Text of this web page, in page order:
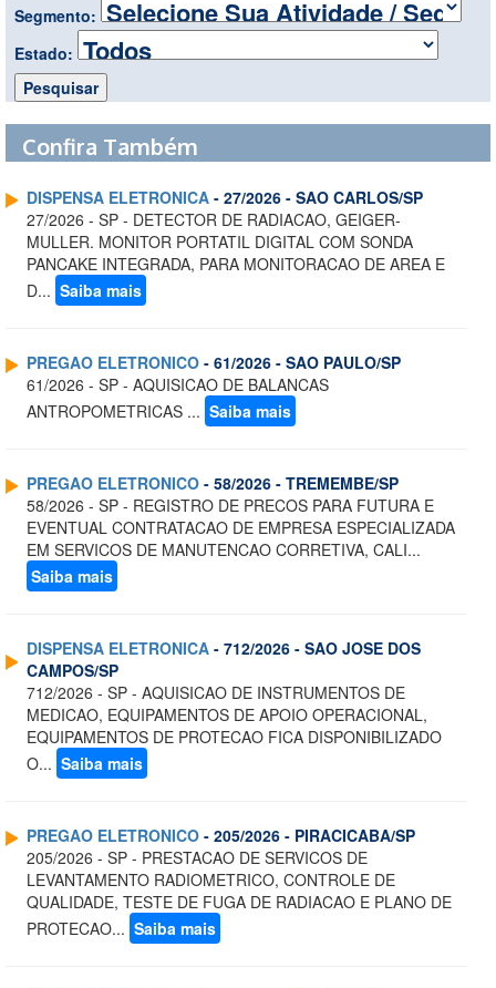
Segmento:
Estado:
Confira Também
DISPENSA ELETRONICA - 27/2026 - SAO CARLOS/SP
27/2026 - SP - DETECTOR DE RADIACAO, GEIGER-
MULLER. MONITOR PORTATIL DIGITAL COM SONDA
PANCAKE INTEGRADA, PARA MONITORACAO DE AREA E
D... Saiba mais
PREGAO ELETRONICO - 61/2026 - SAO PAULO/SP
61/2026 - SP - AQUISICAO DE BALANCAS
ANTROPOMETRICAS ... Saiba mais
PREGAO ELETRONICO - 58/2026 - TREMEMBE/SP
58/2026 - SP - REGISTRO DE PRECOS PARA FUTURA E
EVENTUAL CONTRATACAO DE EMPRESA ESPECIALIZADA
EM SERVICOS DE MANUTENCAO CORRETIVA, CALI...
Saiba mais
DISPENSA ELETRONICA - 712/2026 - SAO JOSE DOS
CAMPOS/SP
712/2026 - SP - AQUISICAO DE INSTRUMENTOS DE
MEDICAO, EQUIPAMENTOS DE APOIO OPERACIONAL,
EQUIPAMENTOS DE PROTECAO FICA DISPONIBILIZADO
O... Saiba mais
PREGAO ELETRONICO - 205/2026 - PIRACICABA/SP
205/2026 - SP - PRESTACAO DE SERVICOS DE
LEVANTAMENTO RADIOMETRICO, CONTROLE DE
QUALIDADE, TESTE DE FUGA DE RADIACAO E PLANO DE
PROTECAO... Saiba mais